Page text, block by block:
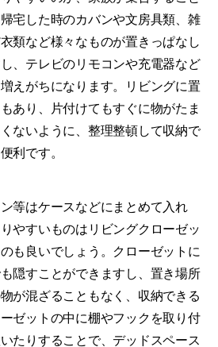
宅した時のカバンや文房具類、雑
類など様々なものが置きっぱなし
、テレビのリモコンや充電器など
えがちになります。リビングに置
あり、片付けてもすぐに物がたま
ないように、整理整頓して収納で
利です。
等はケースなどにまとめて入れ
やすいものはリビングクローゼッ
も良いでしょう。クローゼットに
隠すことができますし、置き場所
が混ざることもなく、収納できる
ゼットの中に棚やフックを取り付
たりすることで、デッドスペース